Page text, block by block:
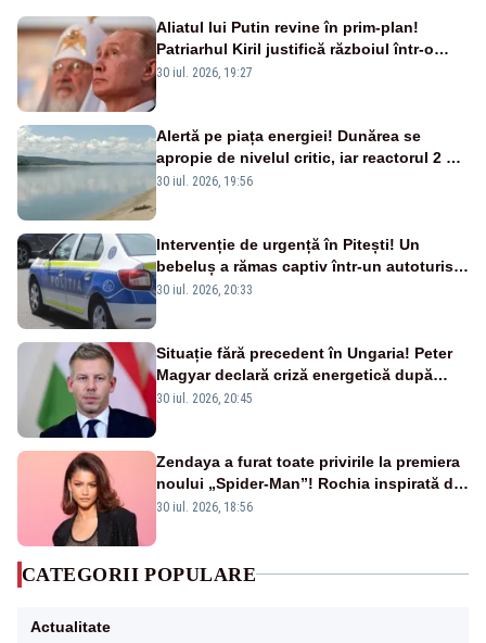
Aliatul lui Putin revine în prim-plan!
Patriarhul Kiril justifică războiul într-o
nouă carte
30 iul. 2026, 19:27
Alertă pe piața energiei! Dunărea se
apropie de nivelul critic, iar reactorul 2 de
la Cernavodă ar putea fi oprit
30 iul. 2026, 19:56
Intervenție de urgență în Pitești! Un
bebeluș a rămas captiv într-un autoturism
din cauza unei defecțiuni
30 iul. 2026, 20:33
Situație fără precedent în Ungaria! Peter
Magyar declară criză energetică după
oprirea centralei de la Paks
30 iul. 2026, 20:45
Zendaya a furat toate privirile la premiera
noului „Spider-Man”! Rochia inspirată de
pânza de păianjen a făcut senzație
30 iul. 2026, 18:56
CATEGORII POPULARE
Actualitate